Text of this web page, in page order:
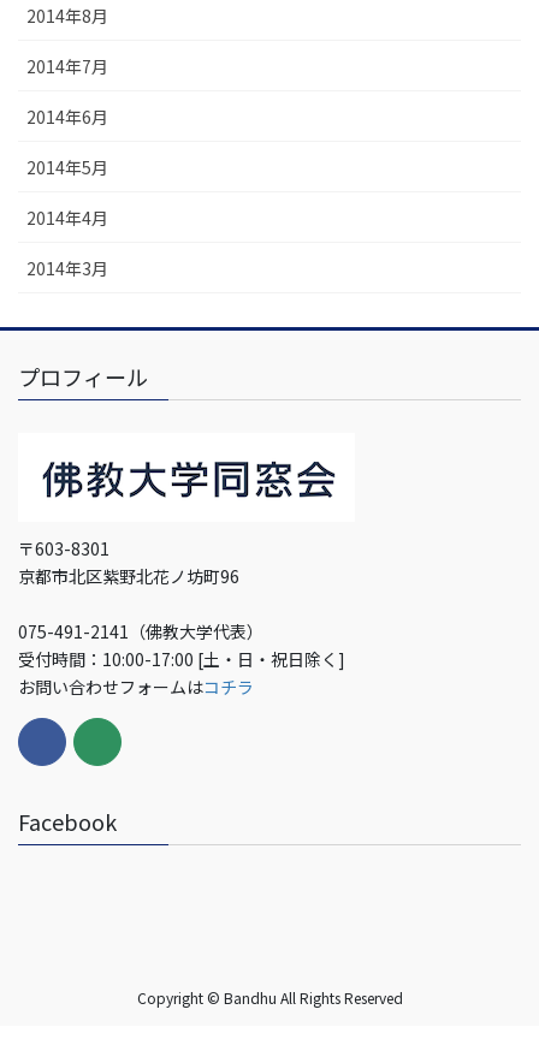
2014年8月
2014年7月
2014年6月
2014年5月
2014年4月
2014年3月
プロフィール
〒603-8301
京都市北区紫野北花ノ坊町96
075-491-2141（佛教大学代表）
受付時間：10:00-17:00 [土・日・祝日除く]
お問い合わせフォームはコチラ
Facebook
Copyright © Bandhu All Rights Reserved